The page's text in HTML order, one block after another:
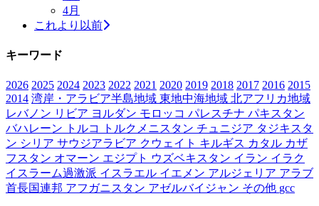
4月
これより以前
キーワード
2026 2025 2024 2023 2022 2021 2020 2019 2018 2017 2016 2015
2014 湾岸・アラビア半島地域 東地中海地域 北アフリカ地域
レバノン リビア ヨルダン モロッコ パレスチナ パキスタン
バハレーン
トルコ トルクメニスタン チュニジア タジキスタ
ン シリア サウジアラビア クウェイト キルギス カタル カザ
フスタン オマーン エジプト ウズベキスタン イラン イラク
イスラーム過激派 イスラエル イエメン アルジェリア アラブ
首長国連邦 アフガニスタン アゼルバイジャン その他 gcc